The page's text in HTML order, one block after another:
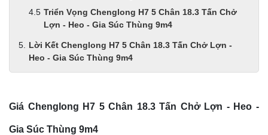
Triển Vọng Chenglong H7 5 Chân 18.3 Tấn Chở
Lợn - Heo - Gia Súc Thùng 9m4
Lời Kết Chenglong H7 5 Chân 18.3 Tấn Chở Lợn -
Heo - Gia Súc Thùng 9m4
Giá Chenglong H7 5 Chân 18.3 Tấn Chở Lợn - Heo -
Gia Súc Thùng 9m4